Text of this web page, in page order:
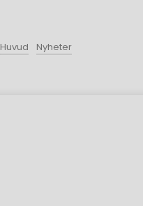
Huvud Nyheter